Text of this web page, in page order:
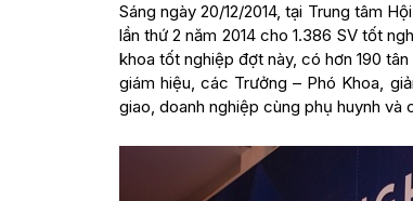
Sáng ngày 20/12/2014, tại Trung tâm
lần thứ 2 năm 2014 cho 1.386 SV tốt
khoa tốt nghiệp đợt này, có hơn 190
giám hiệu, các Trưởng – Phó Khoa,
giao, doanh nghiệp cùng phụ huynh và